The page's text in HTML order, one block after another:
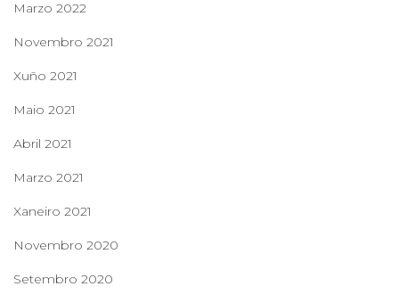
Marzo 2022
Novembro 2021
Xuño 2021
Maio 2021
Abril 2021
Marzo 2021
Xaneiro 2021
Novembro 2020
Setembro 2020